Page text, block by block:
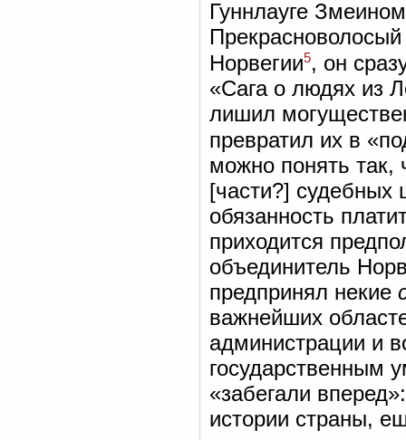
Гуннлауге
Норвегии5, он
«Сага о людях из
лишил
превратил их в
можно понять так,
[части?] судебных
обязанность
приходится
объединитель
предпринял некие
важнейших
администрации и
государственным
«забегали
истории страны,